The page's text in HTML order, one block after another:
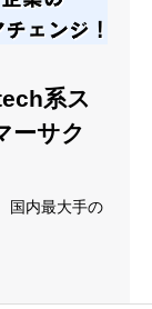
系ス
ーサク
国内最大手の